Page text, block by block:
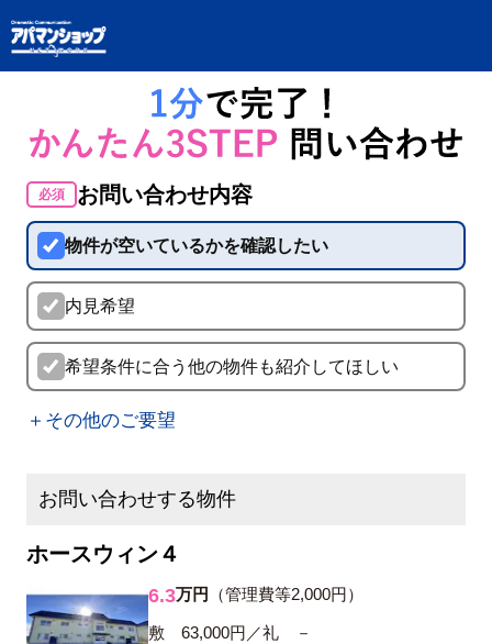
必須 お問い合わせ内容
物件が空いているかを確認したい
内見希望
希望条件に合う他の物件も紹介してほしい
＋その他のご要望
お問い合わせする物件
ホースウィン４
6.3万円 （管理費等2,000円）
敷 63,000円／礼 －